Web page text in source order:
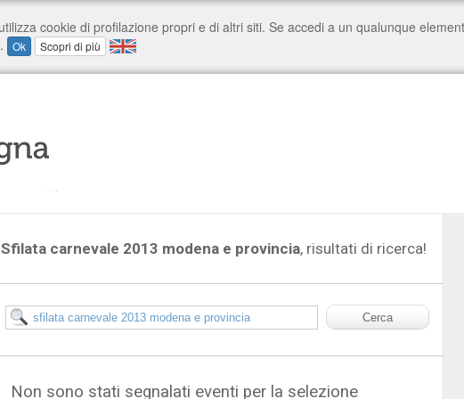
Sfilata carnevale 2013 modena e provincia, risultati di ricerca!
Non sono stati segnalati eventi per la selezione